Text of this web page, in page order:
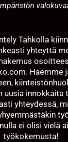
Tahkolla
yhteyttä
. Haemme
uusia innokkaita
yhteydessä,
ei olisi vielä
työkokemusta!